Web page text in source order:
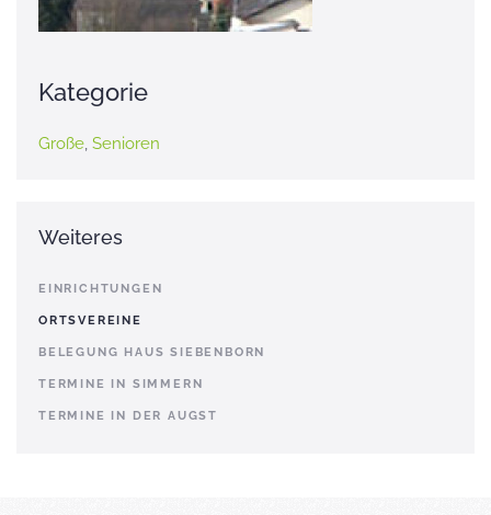
Kategorie
Große, Senioren
Weiteres
EINRICHTUNGEN
ORTSVEREINE
BELEGUNG HAUS SIEBENBORN
TERMINE IN SIMMERN
TERMINE IN DER AUGST